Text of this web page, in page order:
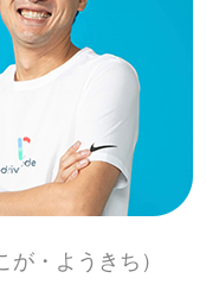
・ようきち）